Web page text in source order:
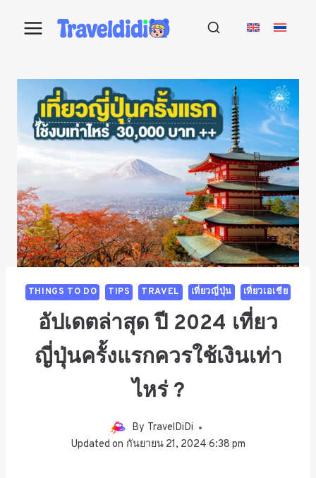
THINGS TO DO TIPS TRAVEL เที่ยวญี่ปุ่น เที่ยวเอเชีย
อัปเดตล่าสุด ปี 2024 เที่ยว
ญี่ปุ่นครั้งแรกควรใช้เงินเท่า
ไหร่ ?
By TravelDiDi
Updated on กันยายน 21, 2024 6:38 pm